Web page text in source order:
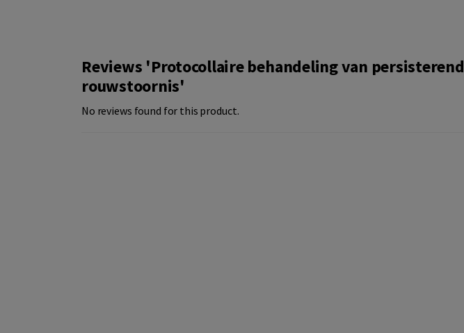
Reviews 'Protocollaire behandeling van
rouwstoornis'
No reviews found for this product.